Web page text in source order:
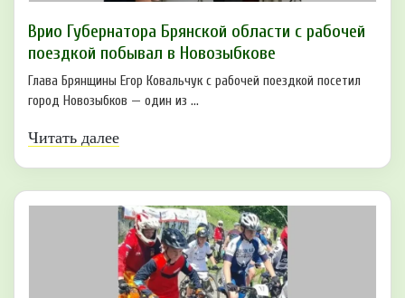
Врио Губернатора Брянской области с рабочей
поездкой побывал в Новозыбкове
Глава Брянщины Егор Ковальчук с рабочей поездкой посетил
город Новозыбков — один из ...
Читать далее